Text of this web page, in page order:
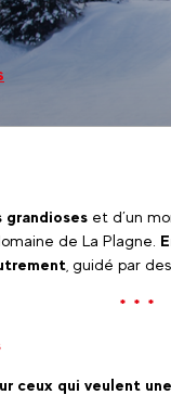
grandioseset d’un
de La Plagne.
, guidé par
* * *
ceux qui veulent